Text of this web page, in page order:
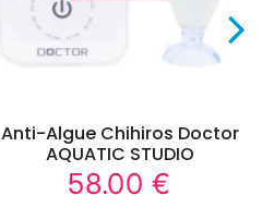
Anti-Algue Chihiros Doctor
AQUATIC STUDIO
Prix
58.00 €